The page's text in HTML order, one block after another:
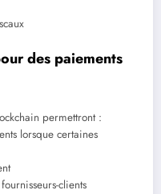
des paiements
permettront :
lorsque certaines
clients